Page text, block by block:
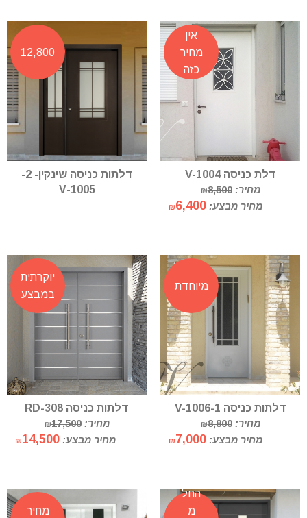
אין
מחיר
כזה
דלת כניסה V-1004
מחיר:8,500
₪
מחיר מבצע: 6,400
₪
12,800
דלתות כניסה שינקין- 2-
1005-V
מיוחדת
דלתות כניסה V-1006-1
מחיר:8,800
₪
מחיר מבצע: 7,000
₪
יוקרתית
במבצע
דלתות כניסה RD-308
מחיר:17,500
₪
מחיר מבצע: 14,500
₪
החל
מ
מחיר